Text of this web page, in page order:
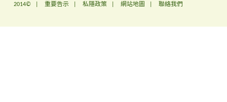
2014© | 重要告示 私隱政策 網站地圖 聯絡我們